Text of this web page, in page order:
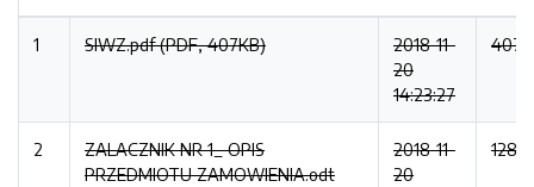
1 SIWZ.pdf (PDF, 407KB)
2018-11-
20
14:23:27
2
ZALACZNIK NR 1_ OPIS
PRZEDMIOTU ZAMOWIENIA.odt
2018-11-
20